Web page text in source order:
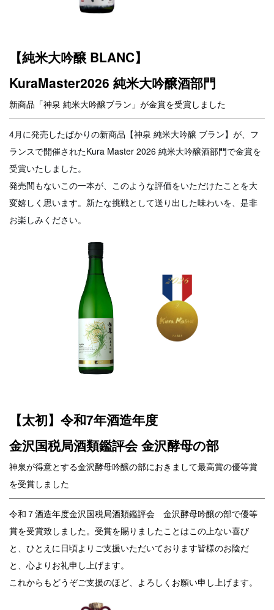
【純米大吟醸 BLANC】
KuraMaster2026 純米大吟醸酒部門
新商品「神泉 純米大吟醸ブラン」が金賞を受賞しました
4月に発売したばかりの新商品【神泉 純米大吟醸 ブラン】が、フ
ランスで開催されたKura Master 2026 純米大吟醸酒部門で金賞を
受賞いたしました。
発売間もないこの一本が、このような評価をいただけたことを大
変嬉しく思います。 新たな挑戦として送り出した味わいを、是非
お楽しみください。
【太初】令和7年酒造年度
金沢国税局酒類鑑評会 金沢酵母の部
神泉が得意とする金沢酵母吟醸の部におきまして最高賞の優等賞
を受賞しました
令和７酒造年度金沢国税局酒類鑑評会 金沢酵母吟醸の部で優等
賞を受賞致しました。 受賞を賜りましたことはこの上ない喜び
と、ひとえに日頃よりご支援いただいております皆様のお陰だ
と、心よりお礼申し上げます。
これからもどうぞご支援のほど、よろしくお願い申し上げます。